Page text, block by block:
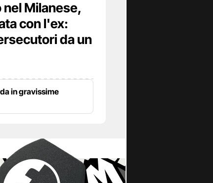
nel Milanese,
con l'ex:
da un
in gravissime